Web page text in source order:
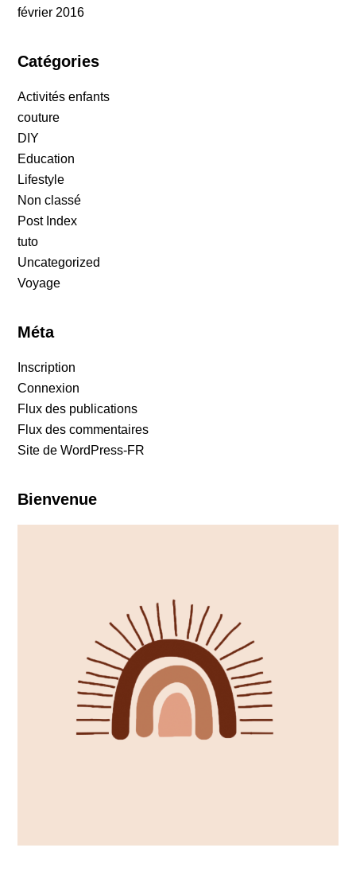
février 2016
Catégories
Activités enfants
couture
DIY
Education
Lifestyle
Non classé
Post Index
tuto
Uncategorized
Voyage
Méta
Inscription
Connexion
Flux des publications
Flux des commentaires
Site de WordPress-FR
Bienvenue